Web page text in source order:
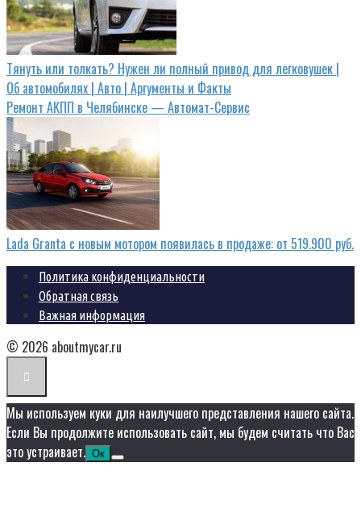
Тянуть или толкать? Нужен ли полный привод для легковушек |
Об автомобилях | Авто | Аргументы и Факты
Ремонт АКПП в Челябинске — Автомат-Сервис
Lada Granta с новым мотором появилась в продаже: от 519.900 руб.
Политика конфиденциальности
Обратная связь
Важная информация
© 2026 aboutmycar.ru
Мы используем куки для наилучшего представления нашего сайта.
Если Вы продолжите использовать сайт, мы будем считать что Вас
это устраивает. Ок